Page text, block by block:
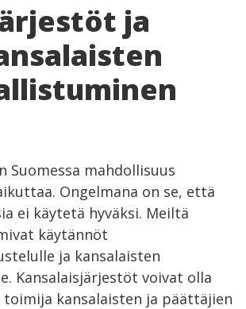
ja
Suomessa mahdollisuus
Ongelmana on se, että
ei käytetä hyväksi. Meiltä
käytännöt
ja kansalaisten
Kansalaisjärjestöt voivat olla
kansalaisten ja päättäjien